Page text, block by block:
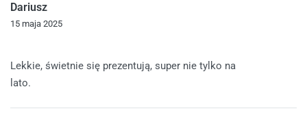
Dariusz
15 maja 2025
Lekkie, świetnie się prezentują, super nie tylko na
lato.